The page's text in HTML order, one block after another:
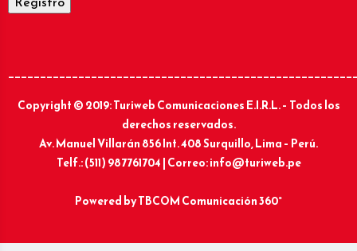
Copyright © 2019: Turiweb Comunicaciones E.I.R.L. – Todos los
derechos reservados.
Av. Manuel Villarán 856 Int. 408 Surquillo, Lima – Perú.
Telf.: (511) 987761704 | Correo: info@turiweb.pe
Powered byTBCOM Comunicación 360°